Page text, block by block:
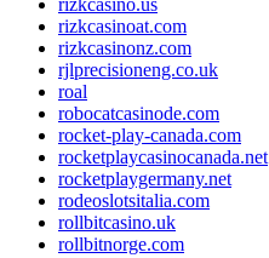
rizkcasino.us
rizkcasinoat.com
rizkcasinonz.com
rjlprecisioneng.co.uk
roal
robocatcasinode.com
rocket-play-canada.com
rocketplaycasinocanada.net
rocketplaygermany.net
rodeoslotsitalia.com
rollbitcasino.uk
rollbitnorge.com